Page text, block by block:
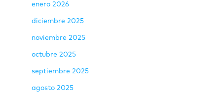
enero 2026
diciembre 2025
noviembre 2025
octubre 2025
septiembre 2025
agosto 2025